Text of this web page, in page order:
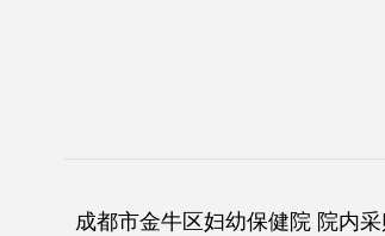
成都市金牛区妇幼保健院 院内